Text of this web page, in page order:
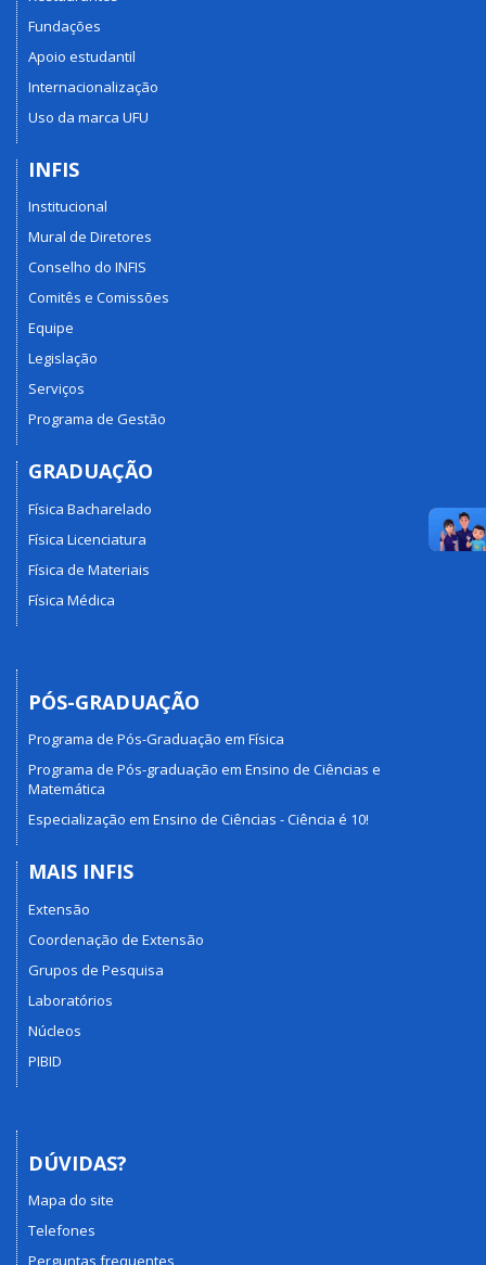
Fundações
Apoio estudantil
Internacionalização
Uso da marca UFU
INFIS
Institucional
Mural de Diretores
Conselho do INFIS
Comitês e Comissões
Equipe
Legislação
Serviços
Programa de Gestão
GRADUAÇÃO
Física Bacharelado
Física Licenciatura
Física de Materiais
Física Médica
PÓS-GRADUAÇÃO
Programa de Pós-Graduação em Física
Programa de Pós-graduação em Ensino de Ciências e
Matemática
Especialização em Ensino de Ciências - Ciência é 10!
MAIS INFIS
Extensão
Coordenação de Extensão
Grupos de Pesquisa
Laboratórios
Núcleos
PIBID
DÚVIDAS?
Mapa do site
Telefones
Perguntas frequentes